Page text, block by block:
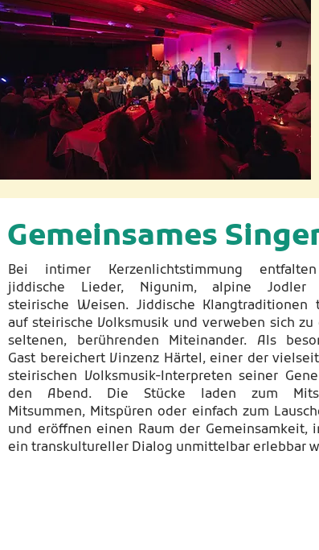
Gemeinsames
Bei intimer Kerzenlichtstimmung
jiddische Lieder, Nigunim, alpine Jodler
steirische Weisen. Jiddische Klangtraditionen
auf steirische Volksmusik und verweben sich zu
seltenen, berührenden Miteinander. Als
Gast bereichert Vinzenz Härtel, einer der
steirischen Volksmusik-Interpreten seiner
den Abend. Die Stücke laden zum
Mitsummen, Mitspüren oder einfach zum
und eröffnen einen Raum der Gemeinsamkeit,
ein transkultureller Dialog unmittelbar erlebbar